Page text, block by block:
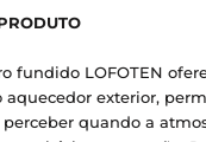
fundido LOFOTEN
aquecedor exterior,
quando a